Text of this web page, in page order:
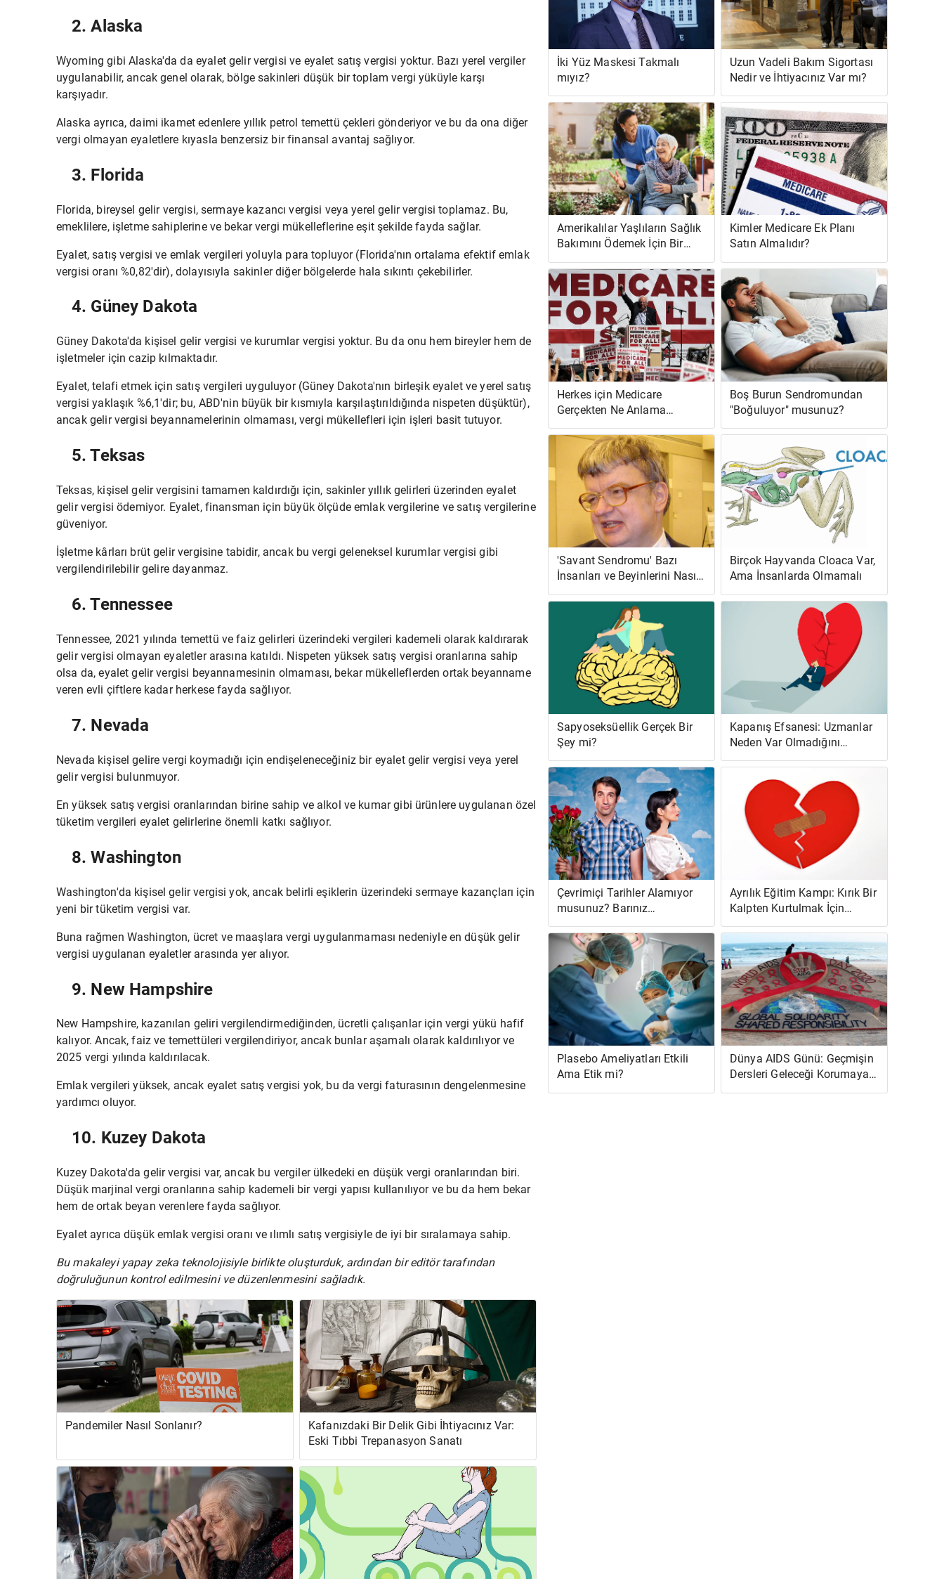
2. Alaska
Wyoming gibi Alaska'da da eyalet gelir vergisi ve eyalet satış vergisi yoktur. Bazı yerel vergiler
uygulanabilir, ancak genel olarak, bölge sakinleri düşük bir toplam vergi yüküyle karşı
karşıyadır.
Alaska ayrıca, daimi ikamet edenlere yıllık petrol temettü çekleri gönderiyor ve bu da ona diğer
vergi olmayan eyaletlere kıyasla benzersiz bir finansal avantaj sağlıyor.
3. Florida
Florida, bireysel gelir vergisi, sermaye kazancı vergisi veya yerel gelir vergisi toplamaz. Bu,
emeklilere, işletme sahiplerine ve bekar vergi mükelleflerine eşit şekilde fayda sağlar.
Eyalet, satış vergisi ve emlak vergileri yoluyla para topluyor (Florida'nın ortalama efektif emlak
vergisi oranı %0,82'dir), dolayısıyla sakinler diğer bölgelerde hala sıkıntı çekebilirler.
4. Güney Dakota
Güney Dakota'da kişisel gelir vergisi ve kurumlar vergisi yoktur. Bu da onu hem bireyler hem de
işletmeler için cazip kılmaktadır.
Eyalet, telafi etmek için satış vergileri uyguluyor (Güney Dakota'nın birleşik eyalet ve yerel satış
vergisi yaklaşık %6,1'dir; bu, ABD'nin büyük bir kısmıyla karşılaştırıldığında nispeten düşüktür),
ancak gelir vergisi beyannamelerinin olmaması, vergi mükellefleri için işleri basit tutuyor.
5. Teksas
Teksas, kişisel gelir vergisini tamamen kaldırdığı için, sakinler yıllık gelirleri üzerinden eyalet
gelir vergisi ödemiyor. Eyalet, finansman için büyük ölçüde emlak vergilerine ve satış vergilerine
güveniyor.
İşletme kârları brüt gelir vergisine tabidir, ancak bu vergi geleneksel kurumlar vergisi gibi
vergilendirilebilir gelire dayanmaz.
6. Tennessee
Tennessee, 2021 yılında temettü ve faiz gelirleri üzerindeki vergileri kademeli olarak kaldırarak
gelir vergisi olmayan eyaletler arasına katıldı. Nispeten yüksek satış vergisi oranlarına sahip
olsa da, eyalet gelir vergisi beyannamesinin olmaması, bekar mükelleflerden ortak beyanname
veren evli çiftlere kadar herkese fayda sağlıyor.
7. Nevada
Nevada kişisel gelire vergi koymadığı için endişeleneceğiniz bir eyalet gelir vergisi veya yerel
gelir vergisi bulunmuyor.
En yüksek satış vergisi oranlarından birine sahip ve alkol ve kumar gibi ürünlere uygulanan özel
tüketim vergileri eyalet gelirlerine önemli katkı sağlıyor.
8. Washington
Washington'da kişisel gelir vergisi yok, ancak belirli eşiklerin üzerindeki sermaye kazançları için
yeni bir tüketim vergisi var.
Buna rağmen Washington, ücret ve maaşlara vergi uygulanmaması nedeniyle en düşük gelir
vergisi uygulanan eyaletler arasında yer alıyor.
9. New Hampshire
New Hampshire, kazanılan geliri vergilendirmediğinden, ücretli çalışanlar için vergi yükü hafif
kalıyor. Ancak, faiz ve temettüleri vergilendiriyor, ancak bunlar aşamalı olarak kaldırılıyor ve
2025 vergi yılında kaldırılacak.
Emlak vergileri yüksek, ancak eyalet satış vergisi yok, bu da vergi faturasının dengelenmesine
yardımcı oluyor.
10. Kuzey Dakota
Kuzey Dakota'da gelir vergisi var, ancak bu vergiler ülkedeki en düşük vergi oranlarından biri.
Düşük marjinal vergi oranlarına sahip kademeli bir vergi yapısı kullanılıyor ve bu da hem bekar
hem de ortak beyan verenlere fayda sağlıyor.
Eyalet ayrıca düşük emlak vergisi oranı ve ılımlı satış vergisiyle de iyi bir sıralamaya sahip.
Bu makaleyi yapay zeka teknolojisiyle birlikte oluşturduk, ardından bir editör tarafından
doğruluğunun kontrol edilmesini ve düzenlenmesini sağladık.
Pandemiler Nasıl Sonlanır?
Kafanızdaki Bir Delik Gibi İhtiyacınız Var:
Eski Tıbbi Trepanasyon Sanatı
İki Yüz Maskesi Takmalı
mıyız?
Uzun Vadeli Bakım Sigortası
Nedir ve İhtiyacınız Var mı?
Amerikalılar Yaşlıların Sağlık
Bakımını Ödemek İçin Bir
Parça Parçalı Seçeneklere
Güveniyor
Kimler Medicare Ek Planı
Satın Almalıdır?
Herkes için Medicare
Gerçekten Ne Anlama
Geliyor?
Boş Burun Sendromundan
"Boğuluyor" musunuz?
'Savant Sendromu' Bazı
İnsanları ve Beyinlerini Nasıl
Olağanüstü Hale Getiriyor?
Birçok Hayvanda Cloaca Var,
Ama İnsanlarda Olmamalı
Sapyoseksüellik Gerçek Bir
Şey mi?
Kapanış Efsanesi: Uzmanlar
Neden Var Olmadığını
Söylüyor?
Çevrimiçi Tarihler Alamıyor
musunuz? Barınız
Muhtemelen Çok Yüksek
Ayrılık Eğitim Kampı: Kırık Bir
Kalpten Kurtulmak İçin
Yardım
Plasebo Ameliyatları Etkili
Ama Etik mi?
Dünya AIDS Günü: Geçmişin
Dersleri Geleceği Korumaya
Yardımcı Olabilir